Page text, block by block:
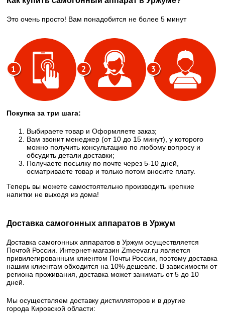
Это очень просто! Вам понадобится не более 5 минут
Покупка за три шага:
Выбираете товар и Оформляете заказ;
Вам звонит менеджер (от 10 до 15 минут), у которого
можно получить консультацию по любому вопросу и
обсудить детали доставки;
Получаете посылку по почте через 5-10 дней,
осматриваете товар и только потом вносите плату.
Теперь вы можете самостоятельно производить крепкие
напитки не выходя из дома!
Доставка самогонных аппаратов в Уржум
Доставка самогонных аппаратов в Уржум осуществляется
Почтой России. Интернет-магазин Zmeevar.ru является
привилегированным клиентом Почты России, поэтому доставка
нашим клиентам обходится на 10% дешевле. В зависимости от
региона проживания, доставка может занимать от 5 до 10
дней.
Мы осуществляем доставку дистилляторов и в другие
города Кировской области: